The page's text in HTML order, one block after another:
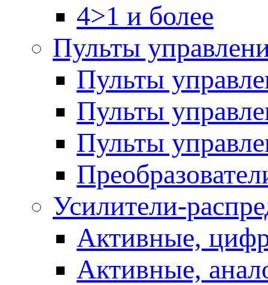
4>1 и более
Пульты
Пульты
Пульты
Пульты
Усилители-
Активные,
Активные,